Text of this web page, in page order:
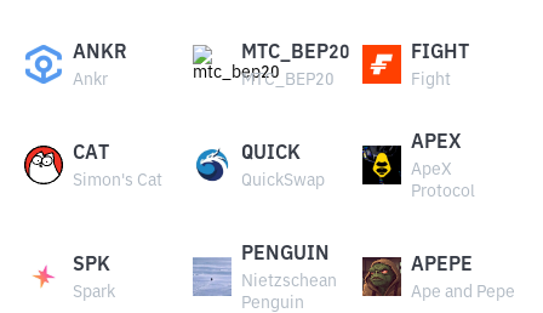
ANKR
Ankr
MTC_BEP20
MTC_BEP20
FIGHT
Fight
CAT
Simon's Cat
QUICK
QuickSwap
APEX
ApeX
Protocol
SPK
Spark
PENGUIN
Nietzschean
Penguin
APEPE
Ape and Pepe